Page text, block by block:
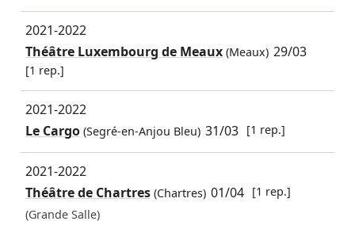
2021-2022
Théâtre Luxembourg de Meaux(Meaux) 29/03
[1 rep.]
2021-2022
Le Cargo(Segré-en-Anjou Bleu) 31/03 [1 rep.]
2021-2022
Théâtre de Chartres(Chartres) 01/04 [1 rep.]
(Grande Salle)